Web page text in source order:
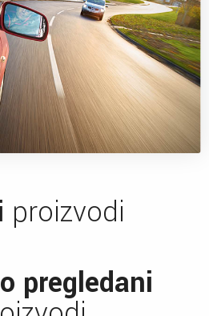
proizvodi
pregledani